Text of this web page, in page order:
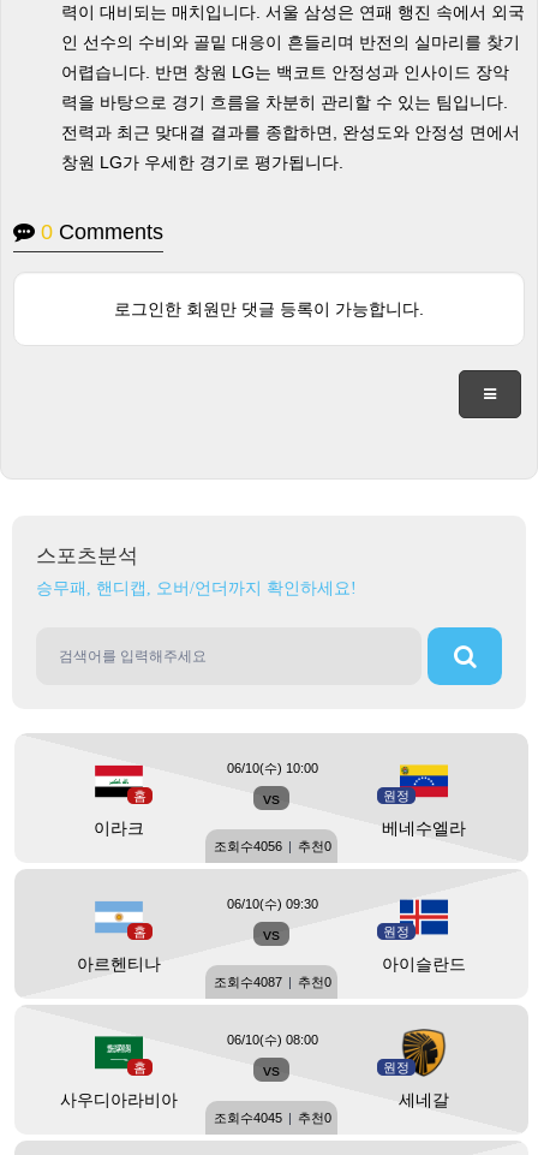
력이 대비되는 매치입니다. 서울 삼성은 연패 행진 속에서 외국
인 선수의 수비와 골밑 대응이 흔들리며 반전의 실마리를 찾기
어렵습니다. 반면 창원 LG는 백코트 안정성과 인사이드 장악
력을 바탕으로 경기 흐름을 차분히 관리할 수 있는 팀입니다.
전력과 최근 맞대결 결과를 종합하면, 완성도와 안정성 면에서
창원 LG가 우세한 경기로 평가됩니다.
0 Comments
로그인한 회원만 댓글 등록이 가능합니다.
스포츠분석
승무패, 핸디캡, 오버/언더까지 확인하세요!
홈
이라크
vs 원정
베네수엘라
06/10(수) 10:00
조회수4056 | 추천0
홈
아르헨티나
vs 원정
아이슬란드
06/10(수) 09:30
조회수4087 | 추천0
홈
사우디아라비아
vs 원정
세네갈
06/10(수) 08:00
조회수4045 | 추천0